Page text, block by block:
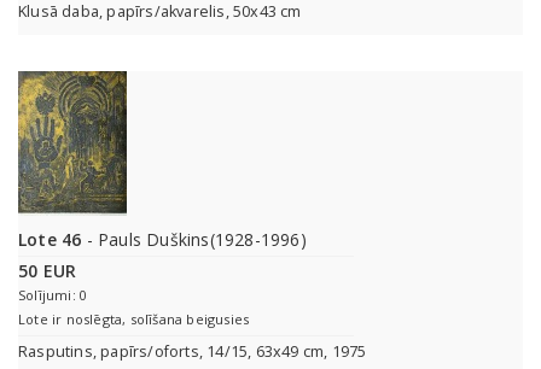
Klusā daba, papīrs/akvarelis, 50x43 cm
Lote 46 - Pauls Duškins(1928-1996)
50 EUR
Solījumi: 0
Lote ir noslēgta, solīšana beigusies
Rasputins, papīrs/oforts, 14/15, 63x49 cm, 1975